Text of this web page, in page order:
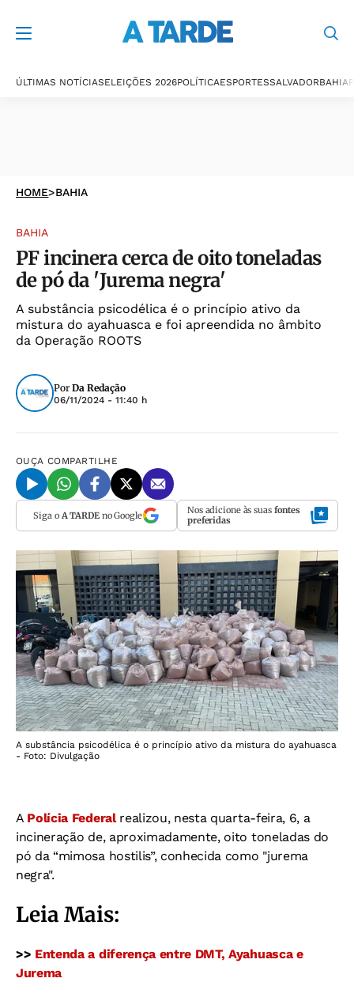
ÚLTIMAS NOTÍCIASELEIÇÕES 2026POLÍTICAESPORTESSALVADORBAHIA
HOME>BAHIA
BAHIA
PF incinera cerca de oito toneladas
de pó da 'Jurema negra'
A substância psicodélica é o princípio ativo da
mistura do ayahuasca e foi apreendida no âmbito
da Operação ROOTS
Por Da Redação
06/11/2024 - 11:40 h
OUÇA COMPARTILHE
Siga o A TARDEno Google Nos adicione às suas fontes
preferidas
A substância psicodélica é o princípio ativo da mistura do ayahuasca
- Foto: Divulgação
A Polícia Federalrealizou, nesta quarta-feira, 6, a
incineração de, aproximadamente, oito toneladas do
pó da “mimosa hostilis”, conhecida como "jurema
negra".
Leia Mais:
>> Entenda a diferença entre DMT, Ayahuasca e
Jurema